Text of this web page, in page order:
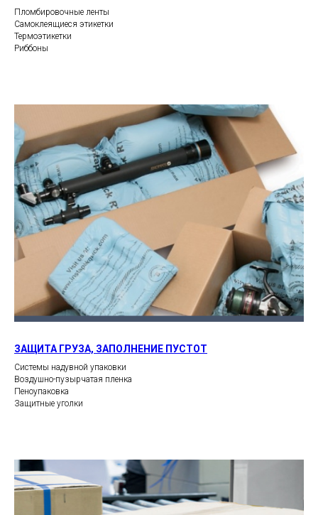
Пломбировочные ленты
Самоклеящиеся этикетки
Термоэтикетки
Риббоны
ЗАЩИТА ГРУЗА, ЗАПОЛНЕНИЕ ПУСТОТ
Системы надувной упаковки
Воздушно-пузырчатая пленка
Пеноупаковка
Защитные уголки